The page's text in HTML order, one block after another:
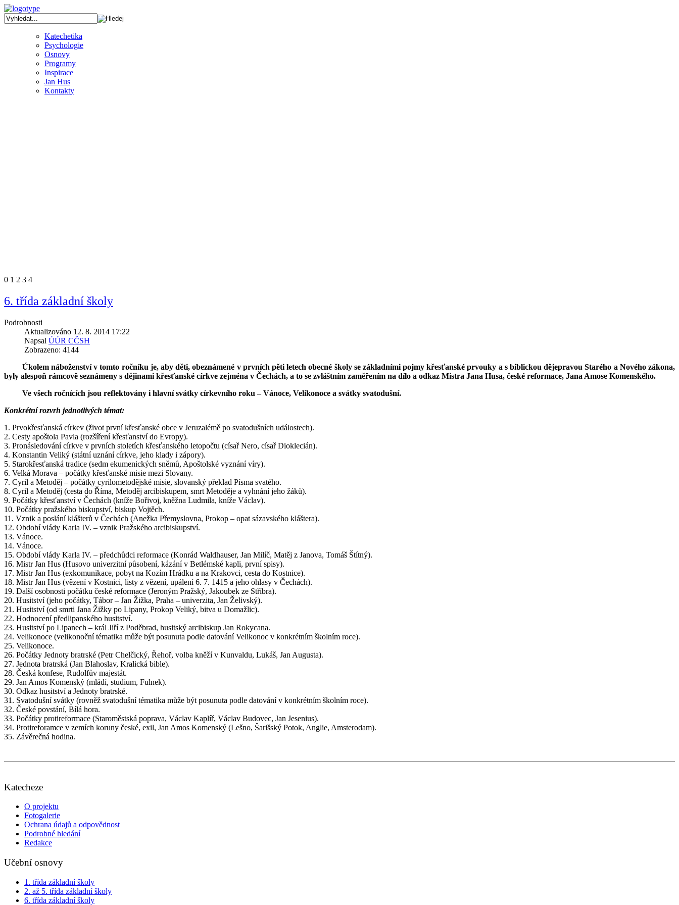
Katechetika
Psychologie
Osnovy
Programy
Inspirace
Jan Hus
Kontakty
0 1 2 3 4
6. třída základní školy
Podrobnosti
Aktualizováno 12. 8. 2014 17:22
Napsal ÚÚR CČSH
Zobrazeno: 4144
Úkolem náboženství v tomto ročníku je, aby děti, obeznámené v prvních pěti letech obecné školy se základními pojmy křesťanské prvouky a s biblickou dějepravou Starého a Nového zákona,
byly alespoň rámcově seznámeny s dějinami křesťanské církve zejména v Čechách, a to se zvláštním zaměřením na dílo a odkaz Mistra Jana Husa, české reformace, Jana Amose Komenského.
Ve všech ročnících jsou reflektovány i hlavní svátky církevního roku – Vánoce, Velikonoce a svátky svatodušní.
Konkrétní rozvrh jednotlivých témat:
1. Prvokřesťanská církev (život první křesťanské obce v Jeruzalémě po svatodušních událostech).
2. Cesty apoštola Pavla (rozšíření křesťanství do Evropy).
3. Pronásledování církve v prvních stoletích křesťanského letopočtu (císař Nero, císař Dioklecián).
4. Konstantin Veliký (státní uznání církve, jeho klady i zápory).
5. Starokřesťanská tradice (sedm ekumenických sněmů, Apoštolské vyznání víry).
6. Velká Morava – počátky křesťanské misie mezi Slovany.
7. Cyril a Metoděj – počátky cyrilometodějské misie, slovanský překlad Písma svatého.
8. Cyril a Metoděj (cesta do Říma, Metoděj arcibiskupem, smrt Metoděje a vyhnání jeho žáků).
9. Počátky křesťanství v Čechách (kníže Bořivoj, kněžna Ludmila, kníže Václav).
10. Počátky pražského biskupství, biskup Vojtěch.
11. Vznik a poslání klášterů v Čechách (Anežka Přemyslovna, Prokop – opat sázavského kláštera).
12. Období vlády Karla IV. – vznik Pražského arcibiskupství.
13. Vánoce.
14. Vánoce.
15. Období vlády Karla IV. – předchůdci reformace (Konrád Waldhauser, Jan Milíč, Matěj z Janova, Tomáš Štítný).
16. Mistr Jan Hus (Husovo univerzitní působení, kázání v Betlémské kapli, první spisy).
17. Mistr Jan Hus (exkomunikace, pobyt na Kozím Hrádku a na Krakovci, cesta do Kostnice).
18. Mistr Jan Hus (vězení v Kostnici, listy z vězení, upálení 6. 7. 1415 a jeho ohlasy v Čechách).
19. Další osobnosti počátku české reformace (Jeroným Pražský, Jakoubek ze Stříbra).
20. Husitství (jeho počátky, Tábor – Jan Žižka, Praha – univerzita, Jan Želivský).
21. Husitství (od smrti Jana Žižky po Lipany, Prokop Veliký, bitva u Domažlic).
22. Hodnocení předlipanského husitství.
23. Husitství po Lipanech – král Jiří z Poděbrad, husitský arcibiskup Jan Rokycana.
24. Velikonoce (velikonoční tématika může být posunuta podle datování Velikonoc v konkrétním školním roce).
25. Velikonoce.
26. Počátky Jednoty bratrské (Petr Chelčický, Řehoř, volba kněží v Kunvaldu, Lukáš, Jan Augusta).
27. Jednota bratrská (Jan Blahoslav, Kralická bible).
28. Česká konfese, Rudolfův majestát.
29. Jan Amos Komenský (mládí, studium, Fulnek).
30. Odkaz husitství a Jednoty bratrské.
31. Svatodušní svátky (rovněž svatodušní tématika může být posunuta podle datování v konkrétním školním roce).
32. České povstání, Bílá hora.
33. Počátky protireformace (Staroměstská poprava, Václav Kaplíř, Václav Budovec, Jan Jesenius).
34. Protireforamce v zemích koruny české, exil, Jan Amos Komenský (Lešno, Šarišský Potok, Anglie, Amsterodam).
35. Závěrečná hodina.
Katecheze
O projektu
Fotogalerie
Ochrana údajů a odpovědnost
Podrobné hledání
Redakce
Učební osnovy
1. třída základní školy
2. až 5. třída základní školy
6. třída základní školy